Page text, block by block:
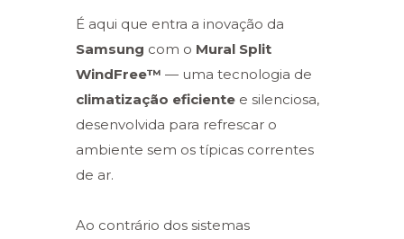
É aqui que entra a inovação da
Samsung com o Mural Split
WindFree™ — uma tecnologia de
climatização eficiente e silenciosa,
desenvolvida para refrescar o
ambiente sem os típicas correntes
de ar.
Ao contrário dos sistemas